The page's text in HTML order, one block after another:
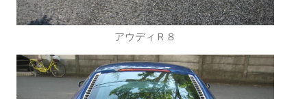
アウディＲ８